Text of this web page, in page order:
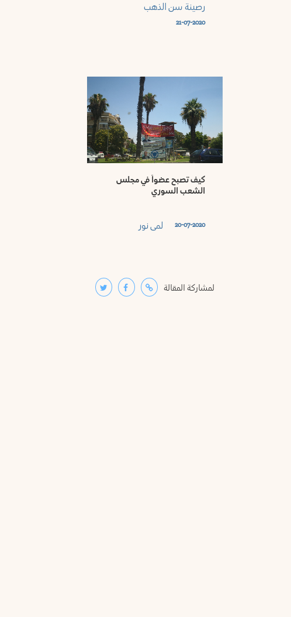
رصينة سن الذهب
21-07-2020
كيف تصبح عضواً في مجلس
الشعب السوري
لمى نور 20-07-2020
لمشاركة المقالة